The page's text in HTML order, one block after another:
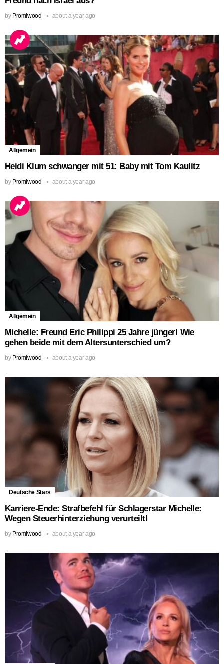
by Promiwood about a year ago
Allgemein
Heidi Klum schwanger mit 51: Baby mit Tom Kaulitz
by Promiwood about a year ago
Allgemein
Michelle: Freund Eric Philippi 25 Jahre jünger! Wie
gehen beide mit dem Altersunterschied um?
by Promiwood about a year ago
Deutsche Stars
Karriere-Ende: Strafbefehl für Schlagerstar Michelle:
Wegen Steuerhinterziehung verurteilt!
by Promiwood about a year ago